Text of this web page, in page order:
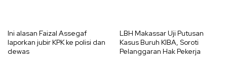
Ini alasan Faizal Assegaf
laporkan jubir KPK ke polisi dan
dewas
LBH Makassar Uji Putusan
Kasus Buruh KIBA, Soroti
Pelanggaran Hak Pekerja